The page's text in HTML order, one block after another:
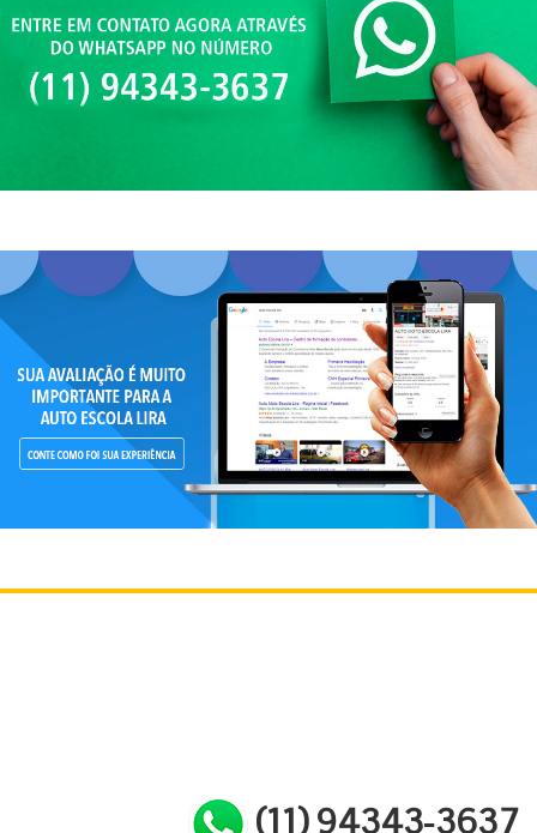
(11) 94343-3637